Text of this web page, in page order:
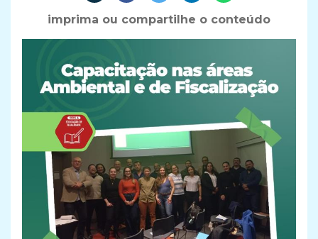
imprima ou compartilhe o conteúdo